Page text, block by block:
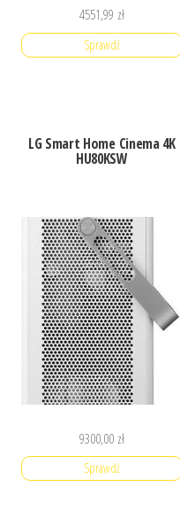
4551,99 zł
Sprawdź
LG Smart Home Cinema 4K
HU80KSW
9300,00 zł
Sprawdź